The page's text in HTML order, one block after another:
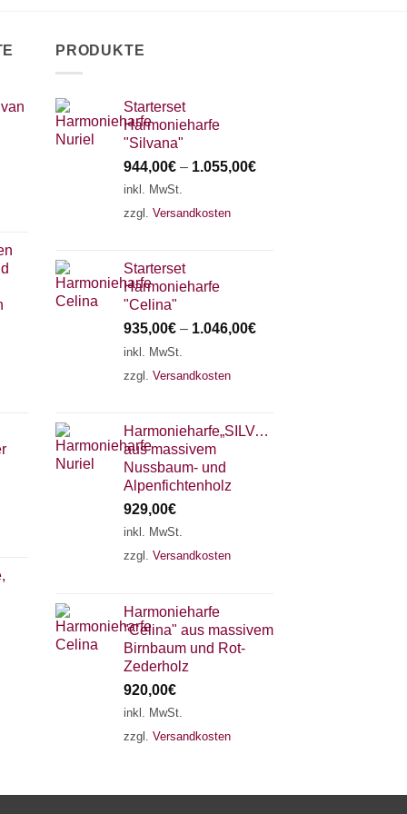
PRODUKTE
Starterset
Harmonieharfe
"Silvana"
944,00€ – 1.055,00€
inkl. MwSt.
zzgl. Versandkosten
Starterset
Harmonieharfe
"Celina"
935,00€ – 1.046,00€
inkl. MwSt.
zzgl. Versandkosten
Harmonieharfe„SILVANA"
aus massivem
Nussbaum- und
Alpenfichtenholz
929,00€
inkl. MwSt.
zzgl. Versandkosten
Harmonieharfe
"Celina" aus massivem
Birnbaum und Rot-
Zederholz
920,00€
inkl. MwSt.
zzgl. Versandkosten
18 SAITEN 21 SAITEN 25 SAITEN
AKKORDZITHER